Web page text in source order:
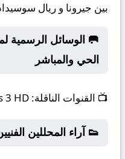
بين جيرونا و ريال
🥅 الوسائل الرسمية
الحي والمباشر
📺 القنوات الناقلة:
👟 آراء المحللين